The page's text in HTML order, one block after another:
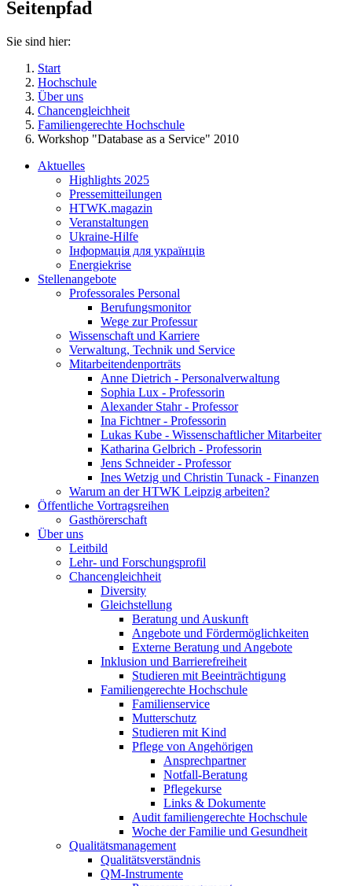
Seitenpfad
Sie sind hier:
Start
Hochschule
Über uns
Chancengleichheit
Familiengerechte Hochschule
Workshop "Database as a Service" 2010
Aktuelles
Highlights 2025
Pressemitteilungen
HTWK.magazin
Veranstaltungen
Ukraine-Hilfe
Інформація для українців
Energiekrise
Stellenangebote
Professorales Personal
Berufungsmonitor
Wege zur Professur
Wissenschaft und Karriere
Verwaltung, Technik und Service
Mitarbeitendenporträts
Anne Dietrich - Personalverwaltung
Sophia Lux - Professorin
Alexander Stahr - Professor
Ina Fichtner - Professorin
Lukas Kube - Wissenschaftlicher Mitarbeiter
Katharina Gelbrich - Professorin
Jens Schneider - Professor
Ines Wetzig und Christin Tunack - Finanzen
Warum an der HTWK Leipzig arbeiten?
Öffentliche Vortragsreihen
Gasthörerschaft
Über uns
Leitbild
Lehr- und Forschungsprofil
Chancengleichheit
Diversity
Gleichstellung
Beratung und Auskunft
Angebote und Fördermöglichkeiten
Externe Beratung und Angebote
Inklusion und Barrierefreiheit
Studieren mit Beeinträchtigung
Familiengerechte Hochschule
Familienservice
Mutterschutz
Studieren mit Kind
Pflege von Angehörigen
Ansprechpartner
Notfall-Beratung
Pflegekurse
Links & Dokumente
Audit familiengerechte Hochschule
Woche der Familie und Gesundheit
Qualitätsmanagement
Qualitätsverständnis
QM-Instrumente